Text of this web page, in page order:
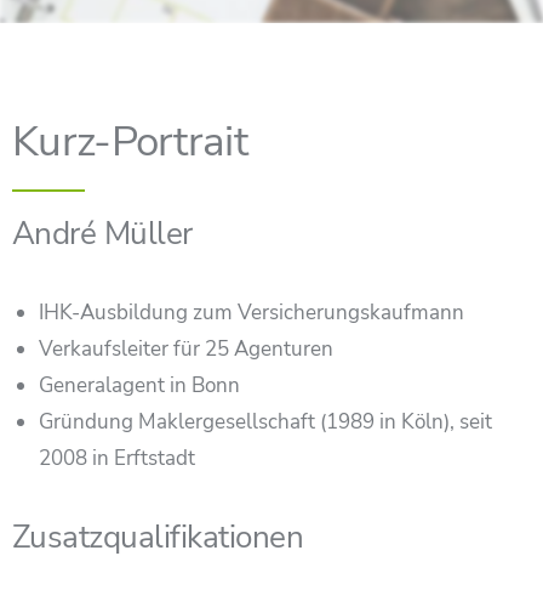
Kurz-Portrait
André Müller
IHK-Ausbildung zum Versicherungskaufmann
Verkaufsleiter für 25 Agenturen
Generalagent in Bonn
Gründung Maklergesellschaft (1989 in Köln), seit
2008 in Erftstadt
Zusatzqualifikationen